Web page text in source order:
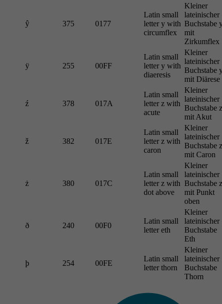
ŷ 375 0177
Latin small
letter y with
circumflex
Kleiner
lateinischer
Buchstabe
mit
Zirkumflex
ÿ 255 00FF
Latin small
letter y with
diaeresis
Kleiner
lateinischer
Buchstabe
mit Diärese
ź 378 017A
Latin small
letter z with
acute
Kleiner
lateinischer
Buchstabe z
mit Akut
ž 382 017E
Latin small
letter z with
caron
Kleiner
lateinischer
Buchstabe z
mit Caron
ż 380 017C
Latin small
letter z with
dot above
Kleiner
lateinischer
Buchstabe z
mit Punkt
oben
ð 240 00F0
Latin small
letter eth
Kleiner
lateinischer
Buchstabe
Eth
þ 254 00FE
Latin small
letter thorn
Kleiner
lateinischer
Buchstabe
Thorn